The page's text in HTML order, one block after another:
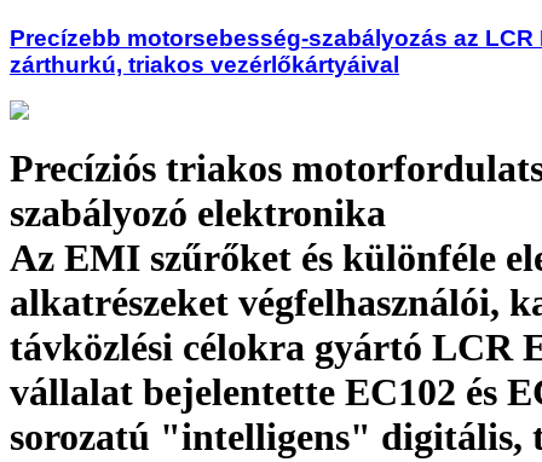
Precízebb motorsebesség-szabályozás az
zárthurkú, triakos vezérlőkártyáival
Precíziós triakos
szabályozó elektronika
Az EMI szűrőket és különféle
alkatrészeket végfelhasználói,
távközlési célokra gyártó LCR
vállalat bejelentette EC102 és
sorozatú "intelligens" digitális,